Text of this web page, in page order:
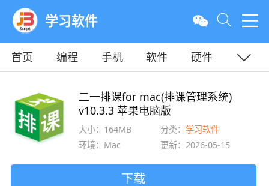
学习软件
首页 编程 手机 软件
硬件
二一排课for mac(排课管理系统)
v10.3.3 苹果电脑版
大小：164MB 分类：学习软件
环境：Mac
更新：2026-05-15
下载